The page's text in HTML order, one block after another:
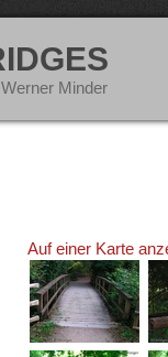
Minder
Auf einer Karte